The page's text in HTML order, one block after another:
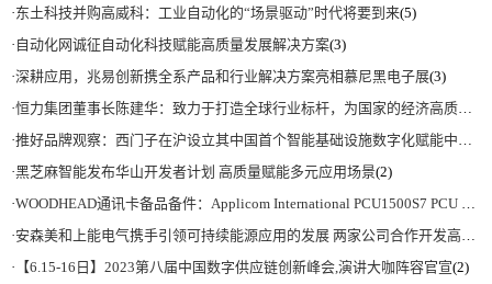
·东土科技并购高威科：工业自动化的“场景驱动”时代将要到来(5)
· 自动化网诚征自动化科技赋能高质量发展解决方案(3)
·深耕应用，兆易创新携全系产品和行业解决方案亮相慕尼黑电子展(3)
·恒力集团董事长陈建华：致力于打造全球行业标杆，为国家的经济高质量发展贡献更大力量|上海电气集团党委书记、董事长吴磊来访
·推好品牌观察：西门子在沪设立其中国首个智能基础设施数字化赋能中心
·黑芝麻智能发布华山开发者计划 高质量赋能多元应用场景(2)
·WOODHEAD通讯卡备品备件：Applicom International PCU1500S7 PCU 1500 S7 V4.5.0
·安森美和上能电气携手引领可持续能源应用的发展 两家公司合作开发高性能储能和太阳能组串式逆变器方案 以实现可持续的未来
· 【6.15-16日】2023第八届中国数字供应链创新峰会,演讲大咖阵容官宣(2)